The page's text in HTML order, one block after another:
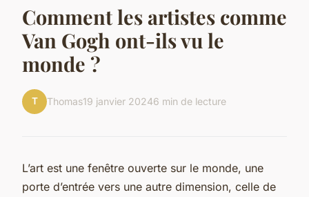
Comment les artistes comme
Van Gogh ont-ils vu le
monde ?
T Thomas19 janvier 20246 min de lecture
L’art est une fenêtre ouverte sur le monde, une
porte d’entrée vers une autre dimension, celle de